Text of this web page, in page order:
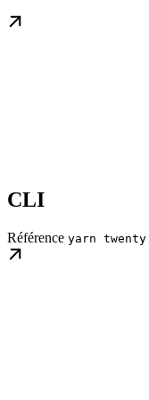
CLI
Référence yarn twenty